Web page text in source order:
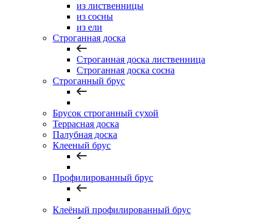
из лиственницы
из сосны
из ели
Строганная доска
Строганная доска лиственница
Строганная доска сосна
Строганный брус
Брусок строганный сухой
Террасная доска
Палубная доска
Клееный брус
Профилированный брус
Клеёный профилированный брус